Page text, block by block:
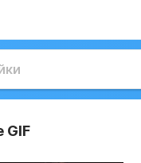
GIF